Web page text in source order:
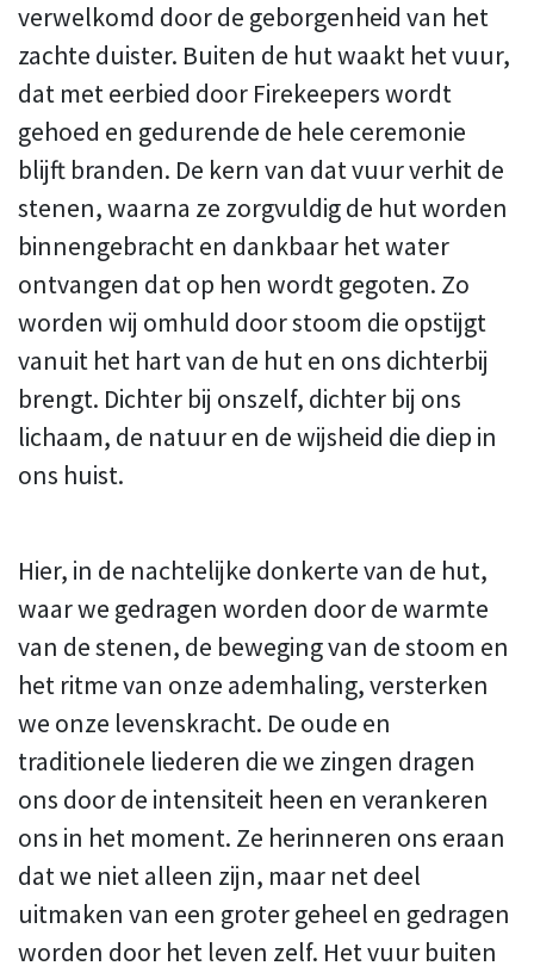
verwelkomd door de geborgenheid van het
zachte duister. Buiten de hut waakt het vuur,
dat met eerbied door Firekeepers wordt
gehoed en gedurende de hele ceremonie
blijft branden. De kern van dat vuur verhit de
stenen, waarna ze zorgvuldig de hut worden
binnengebracht en dankbaar het water
ontvangen dat op hen wordt gegoten. Zo
worden wij omhuld door stoom die opstijgt
vanuit het hart van de hut en ons dichterbij
brengt. Dichter bij onszelf, dichter bij ons
lichaam, de natuur en de wijsheid die diep in
ons huist.
Hier, in de nachtelijke donkerte van de hut,
waar we gedragen worden door de warmte
van de stenen, de beweging van de stoom en
het ritme van onze ademhaling, versterken
we onze levenskracht. De oude en
traditionele liederen die we zingen dragen
ons door de intensiteit heen en verankeren
ons in het moment. Ze herinneren ons eraan
dat we niet alleen zijn, maar net deel
uitmaken van een groter geheel en gedragen
worden door het leven zelf. Het vuur buiten